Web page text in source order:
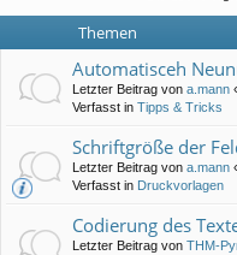
Themen
Automatisceh
Letzter Beitrag von a.mann
Verfasst in Tipps & Tricks
Schriftgröße der
Letzter Beitrag von a.mann
Verfasst in Druckvorlagen
Codierung des
Letzter Beitrag von THM-